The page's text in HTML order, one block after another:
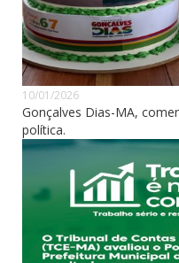
10/01/2026
Gonçalves Dias-MA,
política.